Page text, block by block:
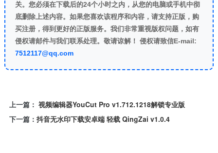
关。您必须在下载后的24个小时之内，从您的电脑或手机中彻
底删除上述内容。如果您喜欢该程序和内容，请支持正版，购
买注册，得到更好的正版服务。我们非常重视版权问题，如有
侵权请邮件与我们联系处理。敬请谅解！ 侵权请致信E-mail:
7512117@qq.com
上一篇： 视频编辑器YouCut Pro v1.712.1218解锁专业版
下一篇： 抖音无水印下载安卓端 轻载 QingZai v1.0.4